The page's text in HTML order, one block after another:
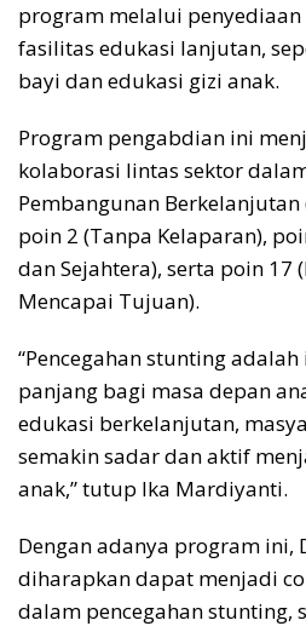
program melalui
fasilitas edukasi lanjutan,
bayi dan edukasi gizi anak.
Program pengabdian ini
kolaborasi lintas sektor
Pembangunan Berkelanjutan
poin 2 (Tanpa Kelaparan),
dan Sejahtera), serta poin 17
Mencapai Tujuan).
“Pencegahan stunting
panjang bagi masa depan
edukasi berkelanjutan,
semakin sadar dan aktif
anak,” tutup Ika Mardiyanti.
Dengan adanya program ini,
diharapkan dapat menjadi
dalam pencegahan stunting,